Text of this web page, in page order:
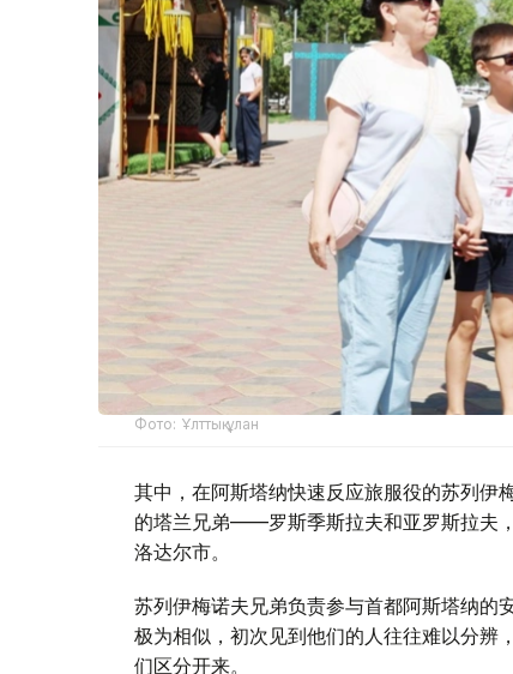
Фото: Ұлттық ұлан
其中，在阿斯塔纳快速反应旅服役的苏列
的塔兰兄弟——罗斯季斯拉夫和亚罗斯拉夫
洛达尔市。
苏列伊梅诺夫兄弟负责参与首都阿斯塔纳的
极为相似，初次见到他们的人往往难以分辨
们区分开来。